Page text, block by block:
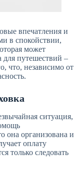
впечатления и
в спокойствии,
может
для путешествий –
что, независимо от
ситуация,
она организована и
оплату
только следовать